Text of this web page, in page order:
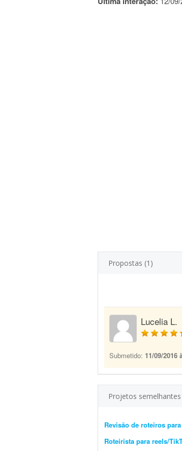
Propostas (1)
Lucelia L.
Submetido: 11/09/2016
Projetos
Revisão de roteiros
Roteirista para reels/